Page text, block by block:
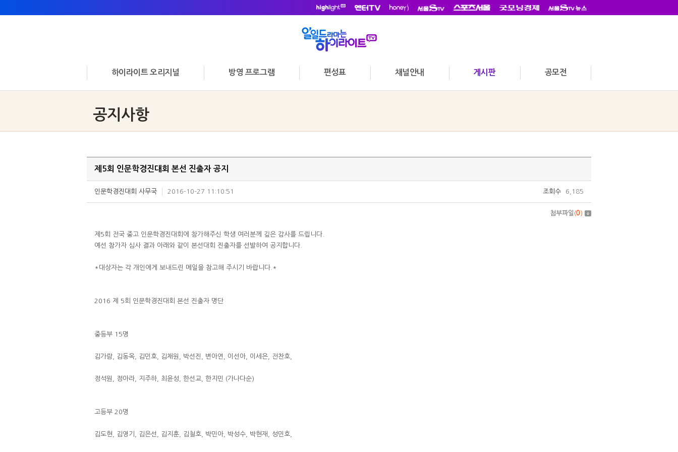
하이라이트 오리지널 방영 프로그램 편성표 채널안내 게시판 공모전
공지사항
제5회 인문학경진대회 본선 진출자 공지
인문학경진대회 사무국 2016-10-27 11:10:51 조회수 6,185
첨부파일 (0)
제5회 전국 중고 인문학경진대회에 참가해주신 학생 여러분께 깊은 감사를 드립니다.
예선 참가자 심사 결과 아래와 같이 본선대회 진출자를 선발하여 공지합니다.
*대상자는 각 개인에게 보내드린 메일을 참고해 주시기 바랍니다.*
2016 제 5회 인문학경진대회 본선 진출자 명단
중등부 15명
김가람, 김동옥, 김민호, 김채원, 박선진, 변아연, 이선아, 이세은, 전찬호,
정석원, 정아라, 지주하, 최윤성, 한선교, 한지민 (가나다순)
고등부 20명
김도현, 김영기, 김은선, 김지훈, 김철호, 박민아, 박성수, 박현재, 성민호,